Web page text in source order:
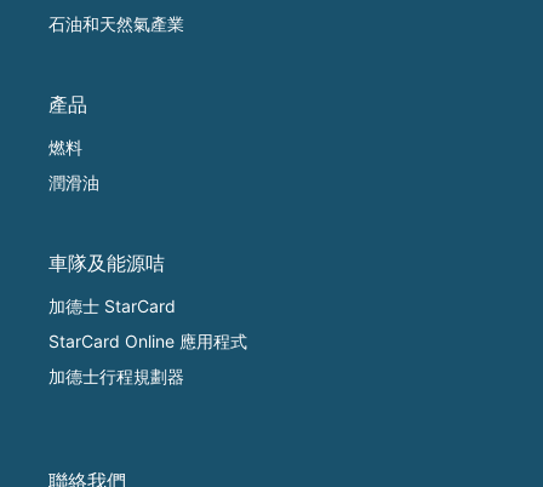
石油和天然氣產業
產品
燃料
潤滑油
車隊及能源咭
加德士 StarCard
StarCard Online 應用程式
加德士行程規劃器
聯絡我們